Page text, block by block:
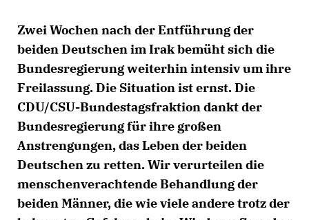
Zwei Wochen nach der Entführung der
beiden Deutschen im Irak bemüht sich die
Bundesregierung weiterhin intensiv um ihre
Freilassung. Die Situation ist ernst. Die
CDU/CSU-Bundestagsfraktion dankt der
Bundesregierung für ihre großen
Anstrengungen, das Leben der beiden
Deutschen zu retten. Wir verurteilen die
menschenverachtende Behandlung der
beiden Männer, die wie viele andere trotz der